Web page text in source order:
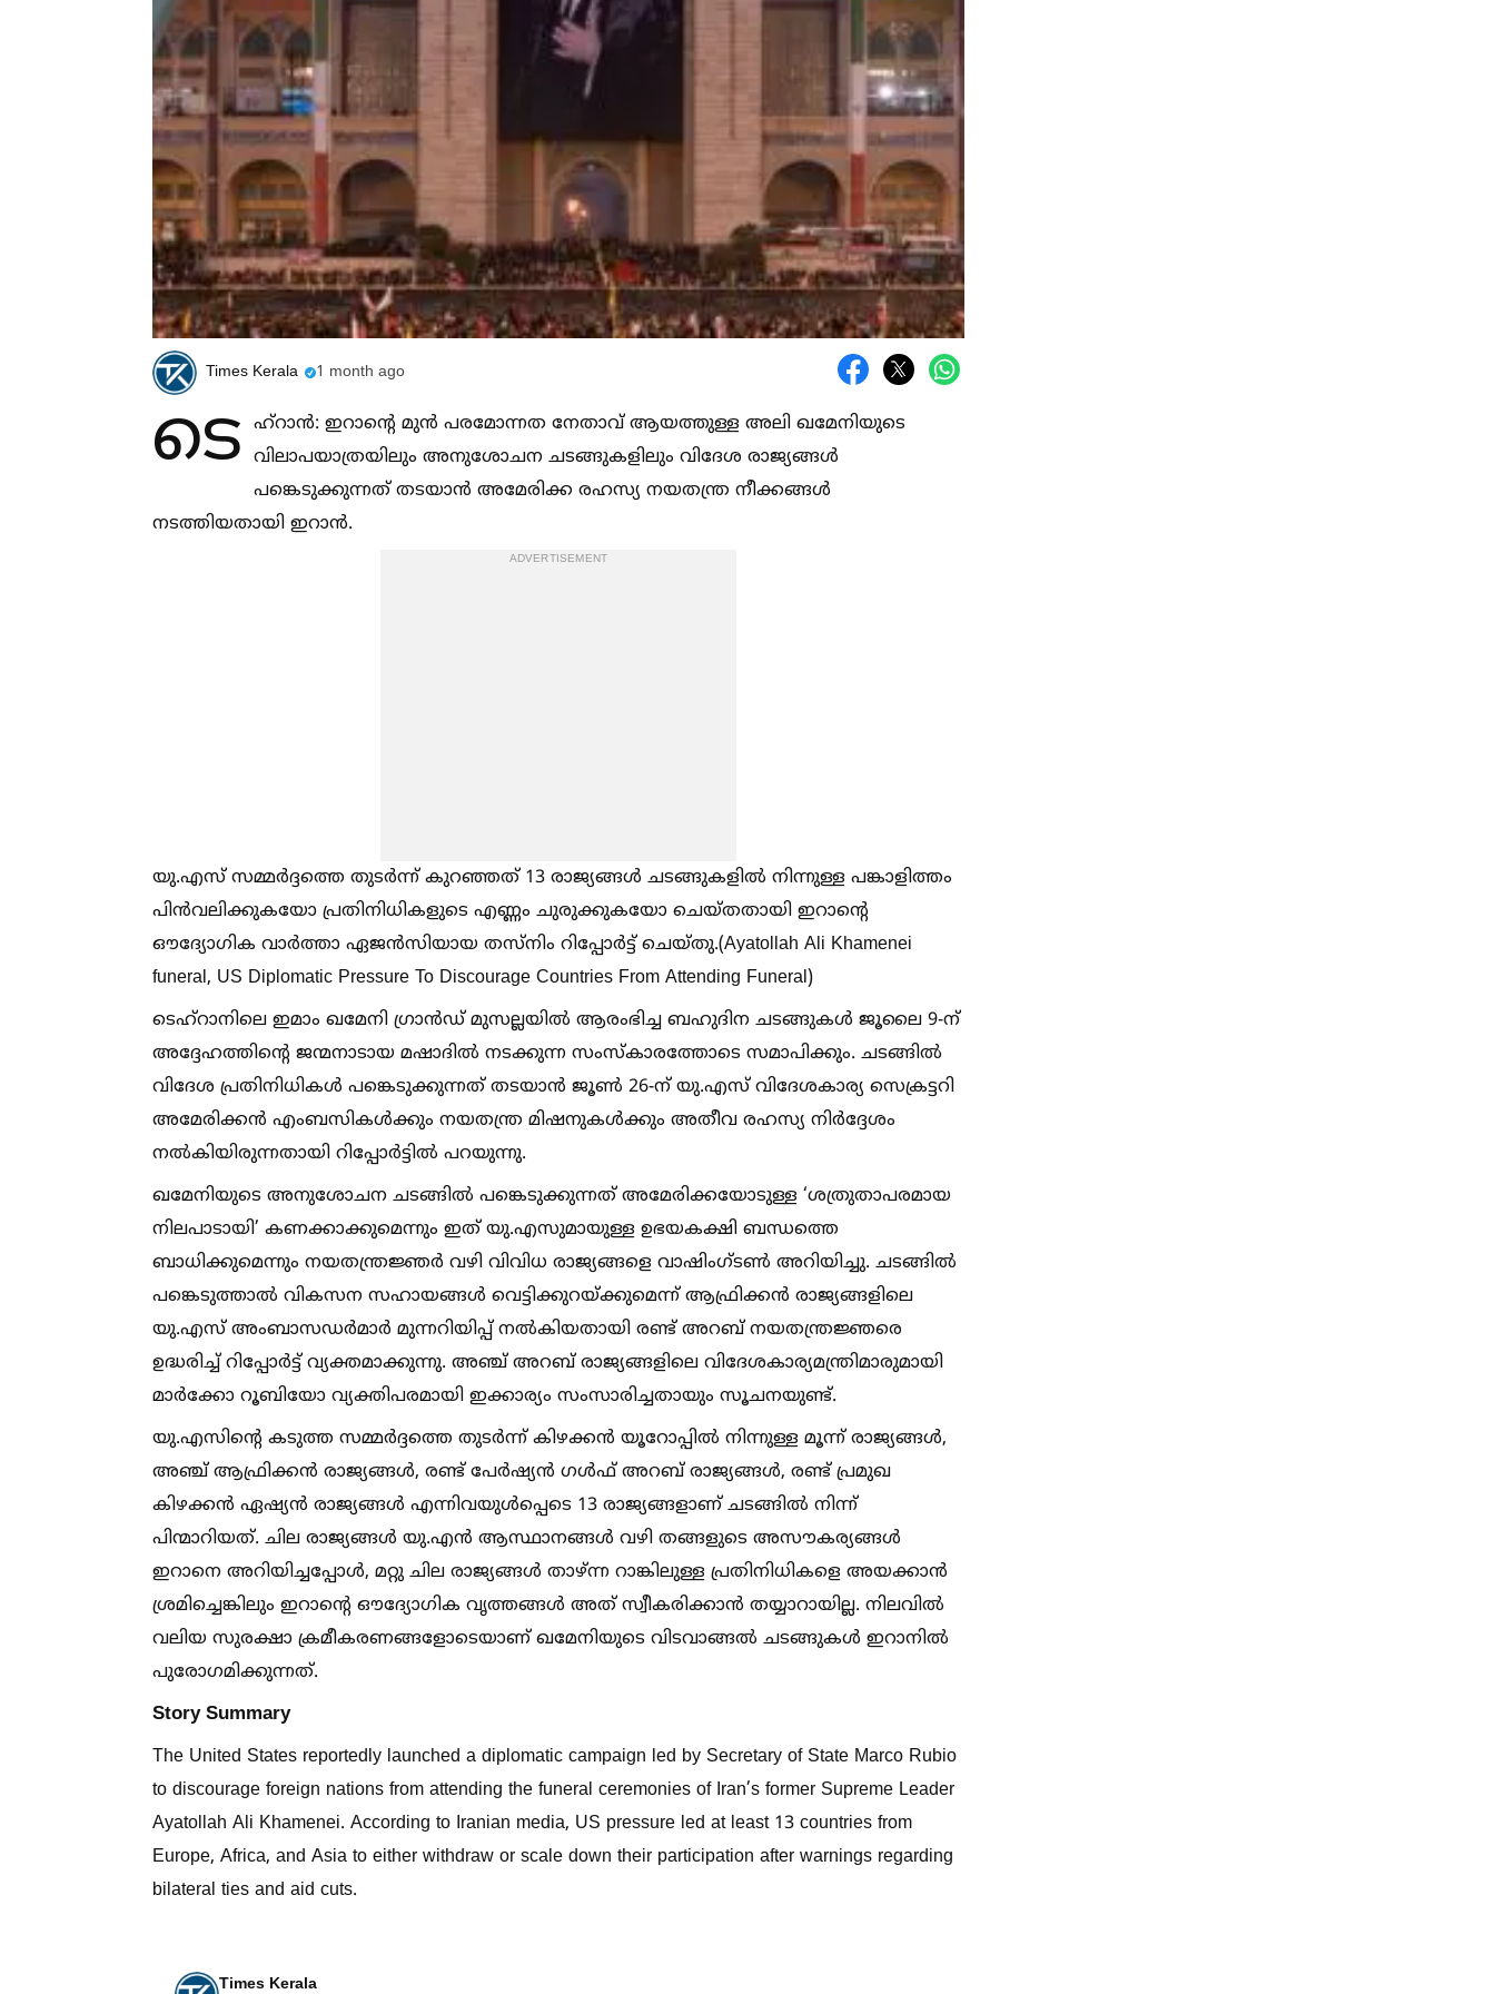
Times Kerala 1 month ago
ടെ ഹ്‌റാൻ: ഇറാന്റെ മുൻ പരമോന്നത നേതാവ് ആയത്തുള്ള അലി ഖമേനിയുടെ
വിലാപയാത്രയിലും അനുശോചന ചടങ്ങുകളിലും വിദേശ രാജ്യങ്ങള്‍
പങ്കെടുക്കുന്നത് തടയാൻ അമേരിക്ക രഹസ്യ നയതന്ത്ര നീക്കങ്ങള്‍
നടത്തിയതായി ഇറാൻ.
ADVERTISEMENT
യു.എസ് സമ്മർദ്ദത്തെ തുടർന്ന് കുറഞ്ഞത് 13 രാജ്യങ്ങള്‍ ചടങ്ങുകളില്‍ നിന്നുള്ള പങ്കാളിത്തം
പിൻവലിക്കുകയോ പ്രതിനിധികളുടെ എണ്ണം ചുരുക്കുകയോ ചെയ്തതായി ഇറാന്റെ
ഔദ്യോഗിക വാർത്താ ഏജൻസിയായ തസ്നിം റിപ്പോർട്ട് ചെയ്തു.(Ayatollah Ali Khamenei
funeral, US Diplomatic Pressure To Discourage Countries From Attending Funeral)
ടെഹ്‌റാനിലെ ഇമാം ഖമേനി ഗ്രാൻഡ് മുസല്ലയില്‍ ആരംഭിച്ച ബഹുദിന ചടങ്ങുകള്‍ ജൂലൈ 9-ന്
അദ്ദേഹത്തിന്റെ ജന്മനാടായ മഷാദില്‍ നടക്കുന്ന സംസ്കാരത്തോടെ സമാപിക്കും. ചടങ്ങില്‍
വിദേശ പ്രതിനിധികള്‍ പങ്കെടുക്കുന്നത് തടയാൻ ജൂണ്‍ 26-ന് യു.എസ് വിദേശകാര്യ സെക്രട്ടറി
അമേരിക്കൻ എംബസികള്‍ക്കും നയതന്ത്ര മിഷനുകള്‍ക്കും അതീവ രഹസ്യ നിർദ്ദേശം
നല്‍കിയിരുന്നതായി റിപ്പോർട്ടില്‍ പറയുന്നു.
ഖമേനിയുടെ അനുശോചന ചടങ്ങില്‍ പങ്കെടുക്കുന്നത് അമേരിക്കയോടുള്ള ‘ശത്രുതാപരമായ
നിലപാടായി’ കണക്കാക്കുമെന്നും ഇത് യു.എസുമായുള്ള ഉഭയകക്ഷി ബന്ധത്തെ
ബാധിക്കുമെന്നും നയതന്ത്രജ്ഞർ വഴി വിവിധ രാജ്യങ്ങളെ വാഷിംഗ്ടണ്‍ അറിയിച്ചു. ചടങ്ങില്‍
പങ്കെടുത്താല്‍ വികസന സഹായങ്ങള്‍ വെട്ടിക്കുറയ്ക്കുമെന്ന് ആഫ്രിക്കൻ രാജ്യങ്ങളിലെ
യു.എസ് അംബാസഡർമാർ മുന്നറിയിപ്പ് നല്‍കിയതായി രണ്ട് അറബ് നയതന്ത്രജ്ഞരെ
ഉദ്ധരിച്ച്‌ റിപ്പോർട്ട് വ്യക്തമാക്കുന്നു. അഞ്ച് അറബ് രാജ്യങ്ങളിലെ വിദേശകാര്യമന്ത്രിമാരുമായി
മാർക്കോ റൂബിയോ വ്യക്തിപരമായി ഇക്കാര്യം സംസാരിച്ചതായും സൂചനയുണ്ട്.
യു.എസിന്റെ കടുത്ത സമ്മർദ്ദത്തെ തുടർന്ന് കിഴക്കൻ യൂറോപ്പില്‍ നിന്നുള്ള മൂന്ന് രാജ്യങ്ങള്‍,
അഞ്ച് ആഫ്രിക്കൻ രാജ്യങ്ങള്‍, രണ്ട് പേർഷ്യൻ ഗള്‍ഫ് അറബ് രാജ്യങ്ങള്‍, രണ്ട് പ്രമുഖ
കിഴക്കൻ ഏഷ്യൻ രാജ്യങ്ങള്‍ എന്നിവയുള്‍പ്പെടെ 13 രാജ്യങ്ങളാണ് ചടങ്ങില്‍ നിന്ന്
പിന്മാറിയത്. ചില രാജ്യങ്ങള്‍ യു.എൻ ആസ്ഥാനങ്ങള്‍ വഴി തങ്ങളുടെ അസൗകര്യങ്ങള്‍
ഇറാനെ അറിയിച്ചപ്പോള്‍, മറ്റു ചില രാജ്യങ്ങള്‍ താഴ്ന്ന റാങ്കിലുള്ള പ്രതിനിധികളെ അയക്കാൻ
ശ്രമിച്ചെങ്കിലും ഇറാന്റെ ഔദ്യോഗിക വൃത്തങ്ങള്‍ അത് സ്വീകരിക്കാൻ തയ്യാറായില്ല. നിലവില്‍
വലിയ സുരക്ഷാ ക്രമീകരണങ്ങളോടെയാണ് ഖമേനിയുടെ വിടവാങ്ങല്‍ ചടങ്ങുകള്‍ ഇറാനില്‍
പുരോഗമിക്കുന്നത്.
Story Summary
The United States reportedly launched a diplomatic campaign led by Secretary of State Marco Rubio
to discourage foreign nations from attending the funeral ceremonies of Iran’s former Supreme Leader
Ayatollah Ali Khamenei. According to Iranian media, US pressure led at least 13 countries from
Europe, Africa, and Asia to either withdraw or scale down their participation after warnings regarding
bilateral ties and aid cuts.
Times Kerala